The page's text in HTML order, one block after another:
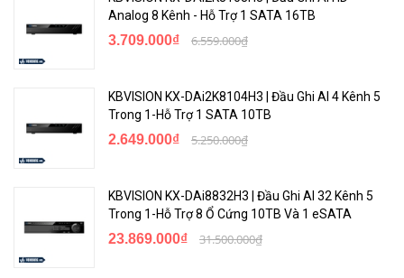
Analog 8 Kênh - Hỗ Trợ 1 SATA 16TB
3.709.000₫ 6.559.000₫
KBVISION KX-DAi2K8104H3 | Đầu Ghi AI 4 Kênh 5
Trong 1-Hỗ Trợ 1 SATA 10TB
2.649.000₫ 5.250.000₫
KBVISION KX-DAi8832H3 | Đầu Ghi AI 32 Kênh 5
Trong 1-Hỗ Trợ 8 Ổ Cứng 10TB Và 1 eSATA
23.869.000₫ 31.500.000₫